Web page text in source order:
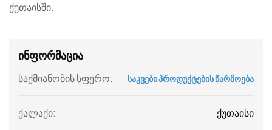
ქუთაისში.
ინფორმაცია
საქმიანობის სფერო: საკვები პროდუქტების წარმოება
ქალაქი: ქუთაისი